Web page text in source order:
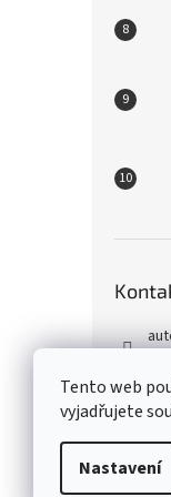
Tento web
vyjadřujete
Nastavení